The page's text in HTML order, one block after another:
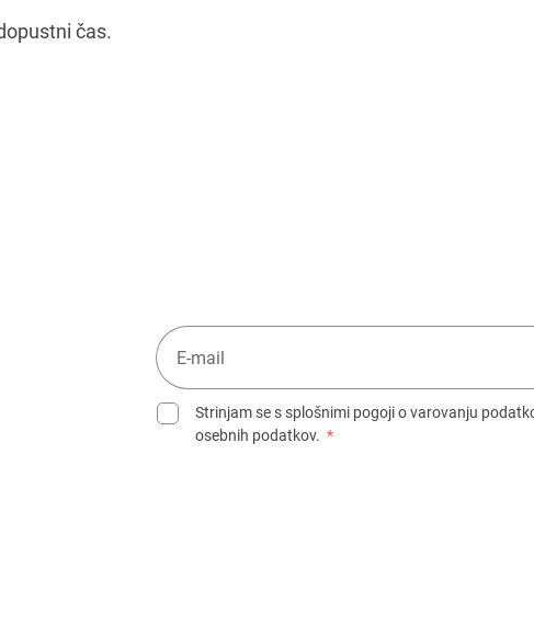
čas.
Strinjam se s splošnimi pogoji o varovanju
osebnih podatkov. *